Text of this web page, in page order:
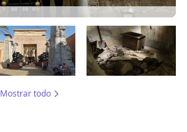
Mostrar todo